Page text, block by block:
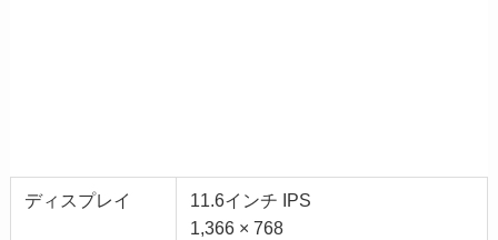
ディスプレイ
11.6インチ IPS
1,366 × 768